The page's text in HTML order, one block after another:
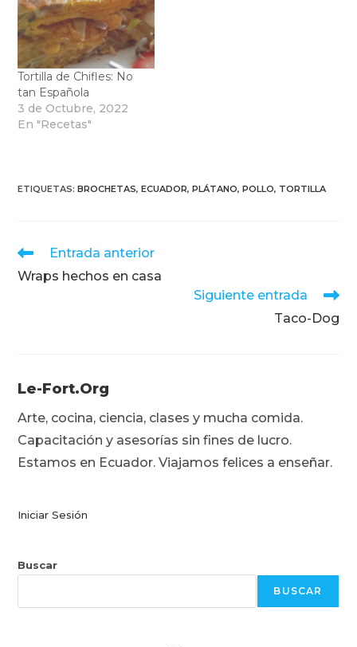
Tortilla de Chifles: No
tan Española
3 de Octubre, 2022
En "Recetas"
ETIQUETAS:BROCHETAS, ECUADOR, PLÁTANO, POLLO, TORTILLA
Leer
artículos
Entrada anterior
Wraps hechos en casa
Siguiente entrada
Taco-Dog
Le-Fort.org
Arte, cocina, ciencia, clases y mucha comida.
Capacitación y asesorías sin fines de lucro.
Estamos en Ecuador. Viajamos felices a enseñar.
Iniciar Sesión
Buscar
BUSCAR